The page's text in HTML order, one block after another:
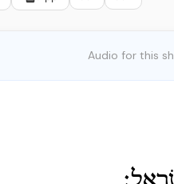
Audio for this